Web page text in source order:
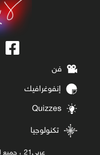
فن
إنفوغرافيك
Quizzes
تكنولوجيا
عربي21 ، جميع الحقوق محفوظة @ 2020